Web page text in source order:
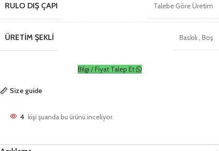
RULO DIŞ ÇAPI Talebe Göre Üretim
ÜRETIM ŞEKLI Baskılı Boş
Bilgi / Fiyat Talep Et
Size guide
4 kişi şuanda bu ürünü inceliyor.